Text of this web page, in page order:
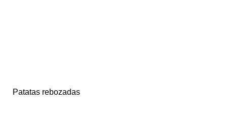
Patatas rebozadas